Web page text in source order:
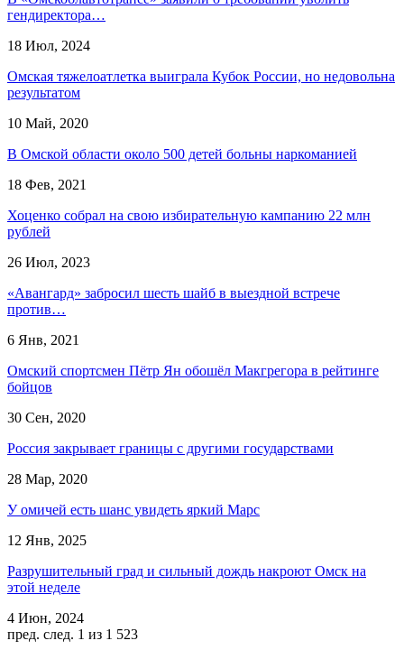
гендиректора…
18 Июл, 2024
Омская тяжелоатлетка выиграла Кубок России, но недовольна
результатом
10 Май, 2020
В Омской области около 500 детей больны наркоманией
18 Фев, 2021
Хоценко собрал на свою избирательную кампанию 22 млн
рублей
26 Июл, 2023
«Авангард» забросил шесть шайб в выездной встрече
против…
6 Янв, 2021
Омский спортсмен Пётр Ян обошёл Макгрегора в рейтинге
бойцов
30 Сен, 2020
Россия закрывает границы с другими государствами
28 Мар, 2020
У омичей есть шанс увидеть яркий Марс
12 Янв, 2025
Разрушительный град и сильный дождь накроют Омск на
этой неделе
4 Июн, 2024
пред. след. 1 из 1 523